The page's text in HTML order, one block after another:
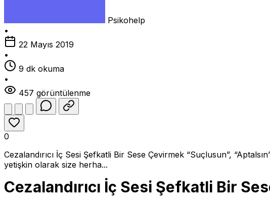
Psikohelp
•
22 Mayıs 2019
•
9 dk okuma
•
457 görüntülenme
0
Cezalandırıcı İç Sesi Şefkatli Bir Sese Çevirmek “Suçlusun”,
yetişkin olarak size herha...
Cezalandırıcı İç Sesi Şefkatli Bir